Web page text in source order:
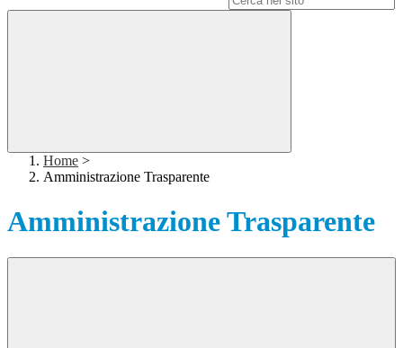
Home >
Amministrazione Trasparente
Amministrazione Trasparente